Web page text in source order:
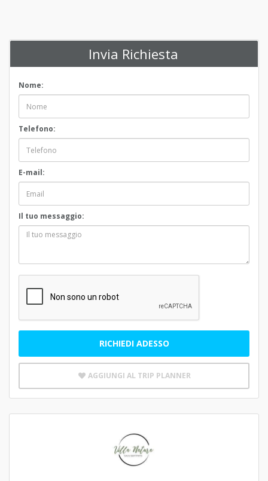
Invia Richiesta
Nome:
Telefono:
E-mail:
Il tuo messaggio:
RICHIEDI ADESSO
AGGIUNGI AL TRIP PLANNER